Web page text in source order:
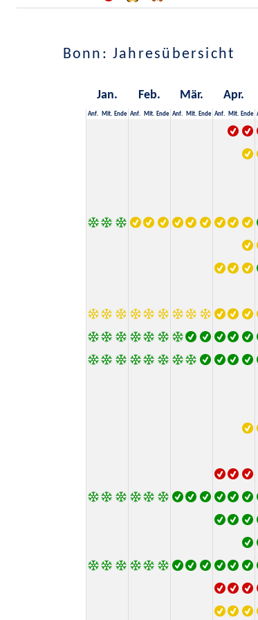
Bonn: Jahresübersicht
Jan. Feb. Mär. Apr.
Anf. Mit. Ende Anf. Mit. Ende Anf. Mit. Ende Anf. Mit. Ende